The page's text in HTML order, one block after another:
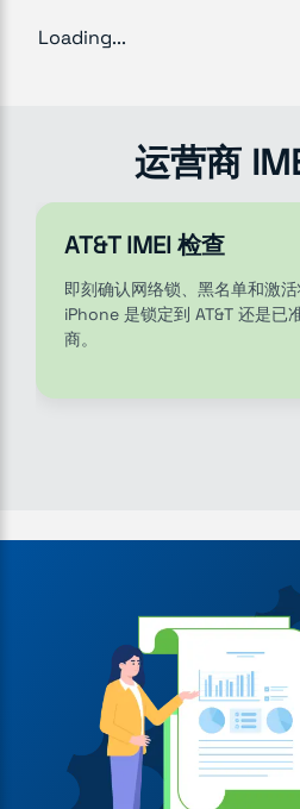
Loading...
运营商
AT&T IMEI 检查
即刻确认网络锁、黑名单和激
iPhone 是锁定到 AT&T 还是已
商。